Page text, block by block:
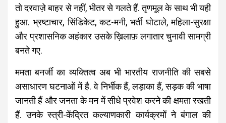
तो दरवाज़े बाहर से नहीं, भीतर से गलते हैं. तृणमूल के साथ भी यही
हुआ. भ्रष्टाचार, सिंडिकेट, कट-मनी, भर्ती घोटाले, महिला-सुरक्षा
और प्रशासनिक अहंकार उसके ख़िलाफ़ लगातार चुनावी सामग्री
बनते गए.
ममता बनर्जी का व्यक्तित्व अब भी भारतीय राजनीति की सबसे
असाधारण घटनाओं में है. वे निर्भीक हैं, लड़ाका हैं, सड़क की भाषा
जानती हैं और जनता के मन में सीधे प्रवेश करने की क्षमता रखती
हैं. उनके स्त्री-केंद्रित कल्याणकारी कार्यक्रमों ने बंगाल की